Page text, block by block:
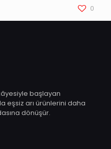
0
başlayan
eşsiz arı ürünlerini daha
dönüşür.